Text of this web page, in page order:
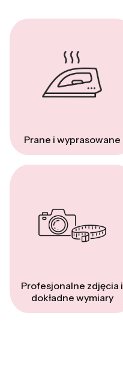
Prane i wyprasowane
Profesjonalne zdjęcia i
dokładne wymiary